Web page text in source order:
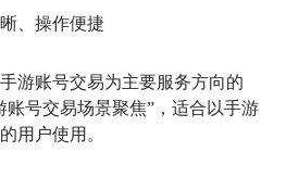
、操作便捷
游账号交易为主要服务方向的
账号交易场景聚焦”，适合以手游
用户使用。